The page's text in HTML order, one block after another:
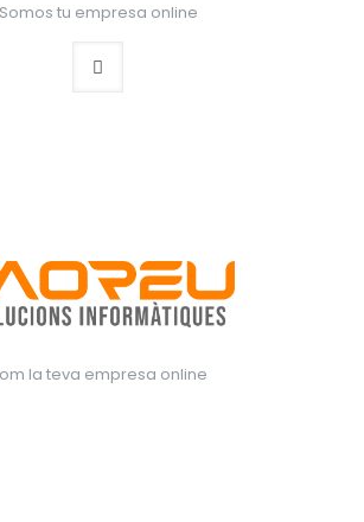
Somos tu empresa online
la teva empresa online